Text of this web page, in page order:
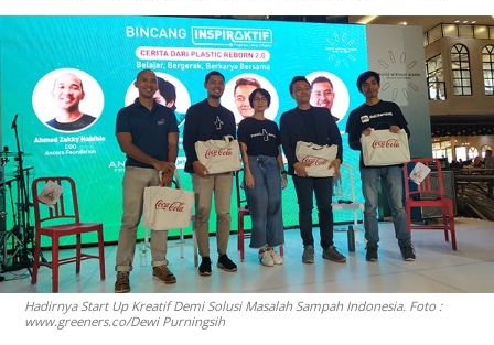
Hadirnya Start Up Kreatif Demi Solusi Masalah Sampah Indonesia. Foto :
www.greeners.co/Dewi Purningsih